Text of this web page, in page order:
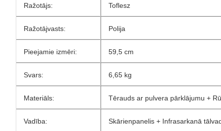
Ražotājs: Toflesz
Ražotājvasts: Polija
Pieejamie izmēri: 59,5 cm
Svars: 6,65 kg
Materiāls: Tērauds ar pulvera pārklājumu +
Vadība: Skārienpanelis + Infrasarkanā